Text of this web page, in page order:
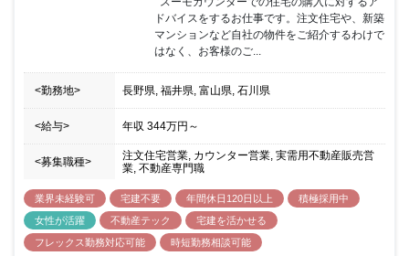
ドバイスをするお仕事です。注文住宅や、新築
マンションなど自社の物件をご紹介するわけで
はなく、お客様のご...
<勤務地> 長野県, 福井県, 富山県, 石川県
<給与> 年収 344万円 ～
<募集職種>
注文住宅営業, カウンター営業, 実需用不動産販売営
業, 不動産専門職
業界未経験可 宅建不要 年間休日120日以上
積極採用中
女性が活躍
不動産テック
宅建を活かせる
フレックス勤務対応可能
時短勤務相談可能